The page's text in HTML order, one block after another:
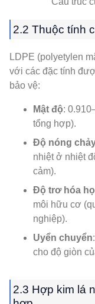
2.2 Thuộc tính
LDPE (polyetylen
với các đặc tính
bảo vệ:
Mật độ:
tổng hợp).
Độ nóng
nhiệt ở nhiệt
cảm).
Độ trơ hóa
môi hữu cơ
nghiệp).
Uyển chuyển
cho độ giòn
2.3 Hợp kim lá